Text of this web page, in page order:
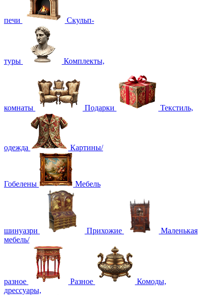
печи Скульп-
туры Комплекты,
комнаты Подарки Текстиль,
одежда Картины/
Гобелены Мебель
шинуазри Прихожие
Маленькая
мебель/
разное Разное
Комоды,
дрессуары,